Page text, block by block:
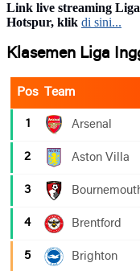
Link live streaming
Hotspur, klik di sini...